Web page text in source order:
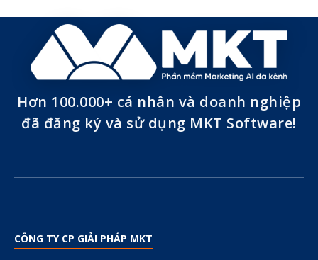
Hơn 100.000+ cá nhân và doanh nghiệp
đã đăng ký và sử dụng MKT Software!
CÔNG TY CP GIẢI PHÁP MKT